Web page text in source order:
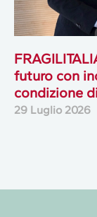
futuro con
condizione
29 Luglio 2026